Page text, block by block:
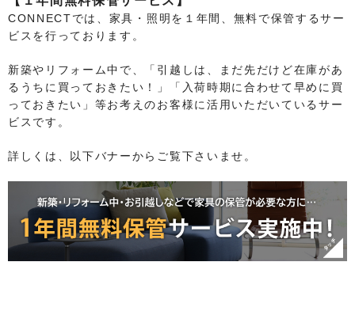
CONNECTでは、家具・照明を１年間、無料で保管するサー
ビスを行っております。
新築やリフォーム中で、「引越しは、まだ先だけど在庫があ
るうちに買っておきたい！」「入荷時期に合わせて早めに買
っておきたい」等お考えのお客様に活用いただいているサー
ビスです。
詳しくは、以下バナーからご覧下さいませ。